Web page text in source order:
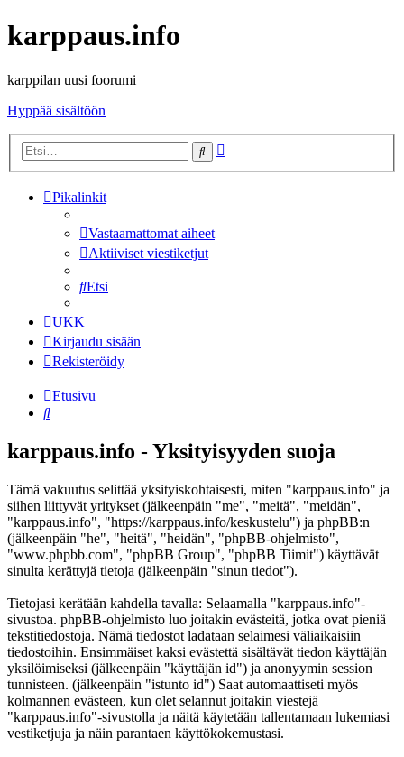
karppaus.info
karppilan uusi foorumi
Hyppää sisältöön
Etsi
Pikalinkit
Vastaamattomat aiheet
Aktiiviset viestiketjut
Etsi
UKK
Kirjaudu sisään
Rekisteröidy
Etusivu
Etsi
karppaus.info - Yksityisyyden suoja
Tämä vakuutus selittää yksityiskohtaisesti, miten "karppaus.info" ja
siihen liittyvät yritykset (jälkeenpäin "me", "meitä", "meidän",
"karppaus.info", "https://karppaus.info/keskustelu") ja phpBB:n
(jälkeenpäin "he", "heitä", "heidän", "phpBB-ohjelmisto",
"www.phpbb.com", "phpBB Group", "phpBB Tiimit") käyttävät
sinulta kerättyjä tietoja (jälkeenpäin "sinun tiedot").
Tietojasi kerätään kahdella tavalla: Selaamalla "karppaus.info"-
sivustoa. phpBB-ohjelmisto luo joitakin evästeitä, jotka ovat pieniä
tekstitiedostoja. Nämä tiedostot ladataan selaimesi väliaikaisiin
tiedostoihin. Ensimmäiset kaksi evästettä sisältävät tiedon käyttäjän
yksilöimiseksi (jälkeenpäin "käyttäjän id") ja anonyymin session
tunnisteen. (jälkeenpäin "istunto id") Saat automaattiseti myös
kolmannen evästeen, kun olet selannut joitakin viestejä
"karppaus.info"-sivustolla ja näitä käytetään tallentamaan lukemiasi
vestiketjuja ja näin parantaen käyttökokemustasi.